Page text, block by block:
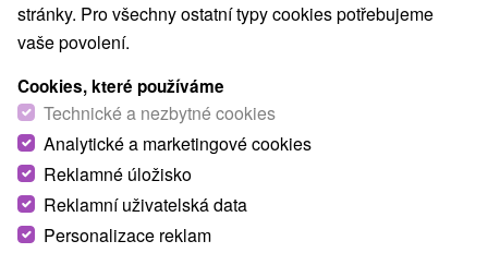
VŠECHNY TOP - NEJPRODÁVANĚJŠÍ NEJLEVNĚJŠÍ
zobrazit předchozí
stránky. Pro všechny ostatní typy cookies potřebujeme
vaše povolení.
Cookies, které používáme
Technické a nezbytné cookies
Analytické a marketingové cookies
Reklamné úložisko
Reklamní uživatelská data
Personalizace reklam